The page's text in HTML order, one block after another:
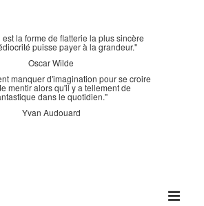
est la forme de flatterie la plus sincère
puisse payer à la grandeur."
Oscar Wilde
manquer d'imagination pour se croire
mentir alors qu'il y a tellement de
dans le quotidien."
Yvan Audouard